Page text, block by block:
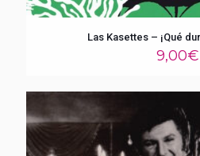
Las Kasettes – ¡Qué
9,00€